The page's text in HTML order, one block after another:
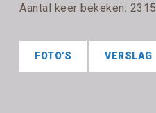
Aantal keer bekeken: 2315
FOTO'S VERSLAG